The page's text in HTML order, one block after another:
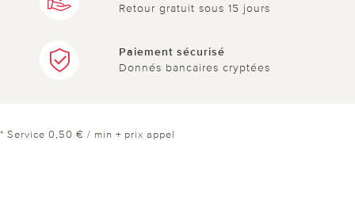
Retour gratuit sous 15 jours
Paiement sécurisé
Donnés bancaires cryptées
* Service 0,50 € / min + prix appel